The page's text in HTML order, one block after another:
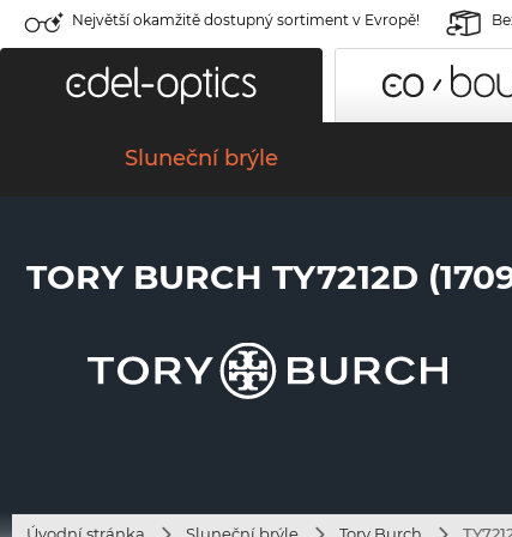
Největší okamžitě dostupný sortiment v Evropě!
Sluneční brýle
TORY BURCH TY7212D